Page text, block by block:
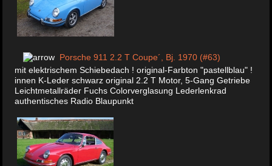
Porsche 911 2.2 T Coupe´, Bj. 1970 (#63)
mit elektrischem Schiebedach ! original-Farbton "pastellblau" !
innen K-Leder schwarz original 2.2 T Motor, 5-Gang Getriebe
Leichtmetallräder Fuchs Colorverglasung Lederlenkrad
authentisches Radio Blaupunkt